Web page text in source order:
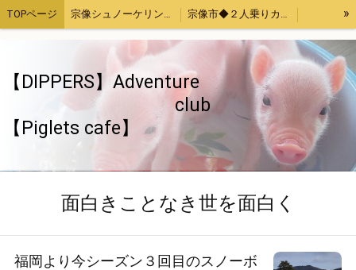
TOPページ 宗像シュノーケリング・カヤック体験 宗像市◆２人乗りカヤックレンタル
宗像魚突き・取ったどー！体験 宗像SUP（サップ）体験
宗像手ぶらでバーベキューセットレンタル４時間 福津市アジ釣り体験
福岡、熊本、大分出発。綺麗でいい波の宮崎へサーフトリップ
ストレス発散！上司の顔にお茶をぶっかける！あの爽快感を再び～again～
ウッドチップ販売 面白きことなき世を面白く
»
【DIPPERS】Adventure
club
【Piglets cafe】
面白きことなき世を面白く
福岡より今シーズン３回目のスノーボ